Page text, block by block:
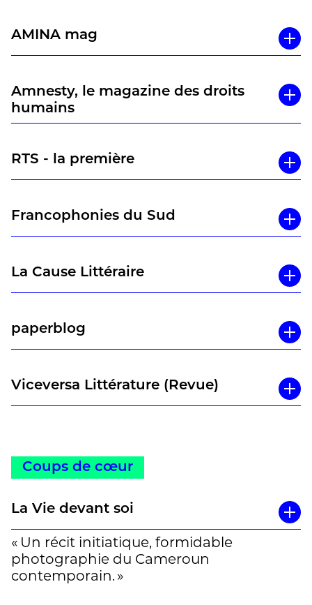
AMINA mag
Amnesty, le magazine des droits
humains
RTS - la première
Francophonies du Sud
La Cause Littéraire
paperblog
Viceversa Littérature (Revue)
Coups de cœur
La Vie devant soi
« Un récit initiatique, formidable
photographie du Cameroun
contemporain. »